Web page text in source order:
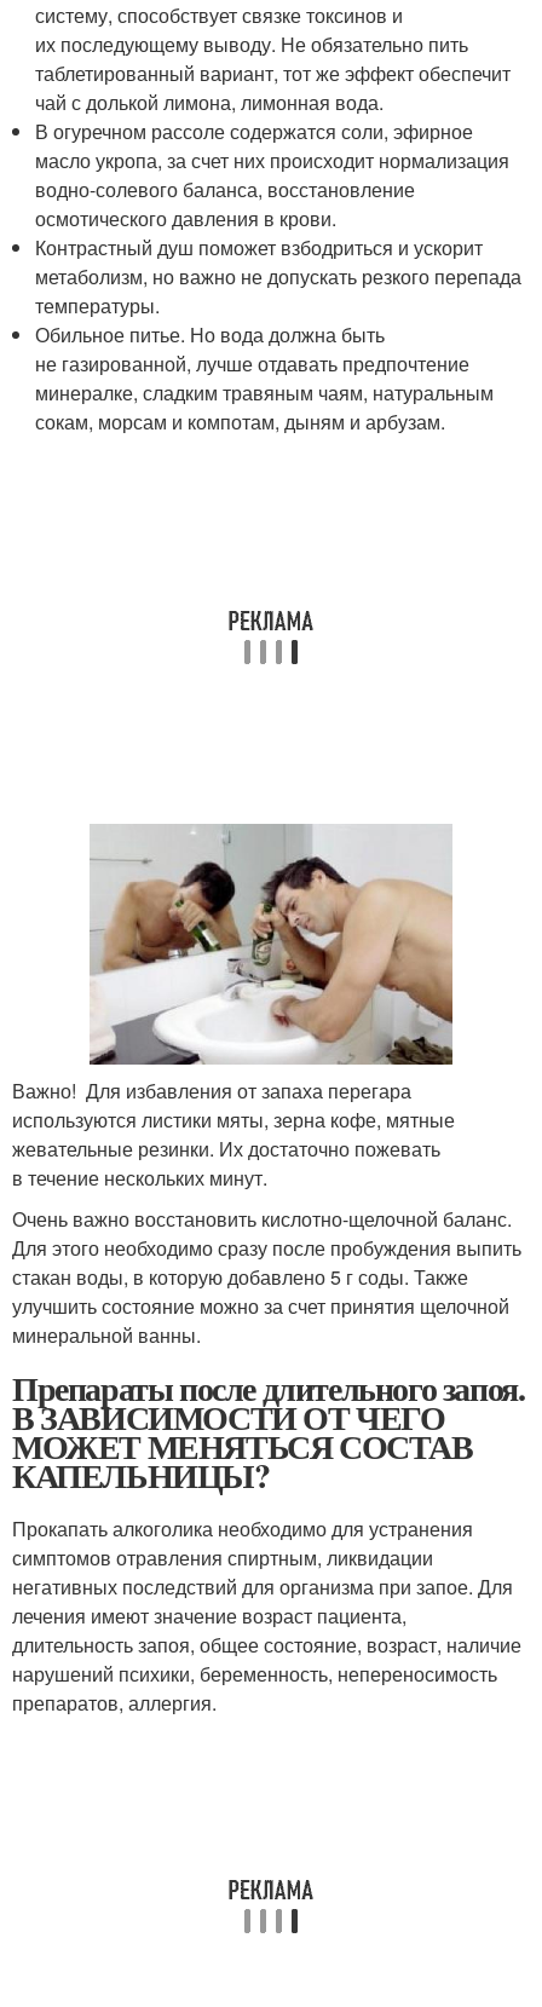
систему, способствует связке токсинов и
их последующему выводу. Не обязательно пить
таблетированный вариант, тот же эффект обеспечит
чай с долькой лимона, лимонная вода.
В огуречном рассоле содержатся соли, эфирное
масло укропа, за счет них происходит нормализация
водно-солевого баланса, восстановление
осмотического давления в крови.
Контрастный душ поможет взбодриться и ускорит
метаболизм, но важно не допускать резкого перепада
температуры.
Обильное питье. Но вода должна быть
не газированной, лучше отдавать предпочтение
минералке, сладким травяным чаям, натуральным
сокам, морсам и компотам, дыням и арбузам.
Важно! Для избавления от запаха перегара
используются листики мяты, зерна кофе, мятные
жевательные резинки. Их достаточно пожевать
в течение нескольких минут.
Очень важно восстановить кислотно-щелочной баланс.
Для этого необходимо сразу после пробуждения выпить
стакан воды, в которую добавлено 5 г соды. Также
улучшить состояние можно за счет принятия щелочной
минеральной ванны.
Препараты после длительного запоя.
В ЗАВИСИМОСТИ ОТ ЧЕГО
МОЖЕТ МЕНЯТЬСЯ СОСТАВ
КАПЕЛЬНИЦЫ?
Прокапать алкоголика необходимо для устранения
симптомов отравления спиртным, ликвидации
негативных последствий для организма при запое. Для
лечения имеют значение возраст пациента,
длительность запоя, общее состояние, возраст, наличие
нарушений психики, беременность, непереносимость
препаратов, аллергия.